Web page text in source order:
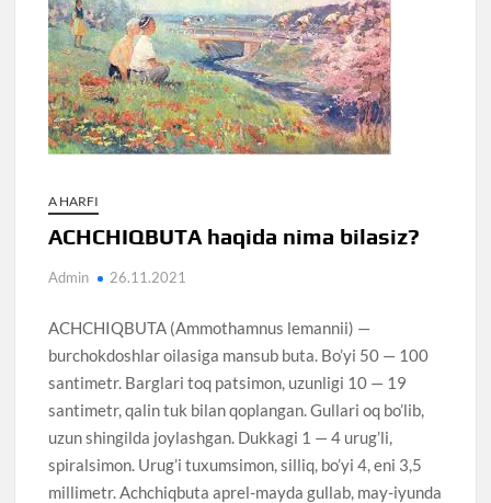
A HARFI
ACHCHIQBUTA haqida nima bilasiz?
Admin 26.11.2021
ACHCHIQBUTA (Ammothamnus lemannii) —
burchokdoshlar oilasiga mansub buta. Bo’yi 50 — 100
santimetr. Barglari toq patsimon, uzunligi 10 — 19
santimetr, qalin tuk bilan qoplangan. Gullari oq bo’lib,
uzun shingilda joylashgan. Dukkagi 1 — 4 urug’li,
spiralsimon. Urug’i tuxumsimon, silliq, bo’yi 4, eni 3,5
millimetr. Achchiqbuta aprel-mayda gullab, may-iyunda